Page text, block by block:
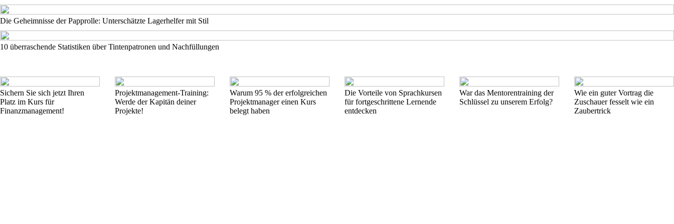
Die Geheimnisse der Papprolle: Unterschätzte Lagerhelfer mit Stil
10 überraschende Statistiken über Tintenpatronen und Nachfüllungen
Sichern Sie sich jetzt Ihren
Platz im Kurs für
Finanzmanagement!
Projektmanagement-Training:
Werde der Kapitän deiner
Projekte!
Warum 95 % der erfolgreichen
Projektmanager einen Kurs
belegt haben
Die Vorteile von Sprachkursen
für fortgeschrittene Lernende
entdecken
War das Mentorentraining der
Schlüssel zu unserem Erfolg?
Wie ein guter Vortrag die
Zuschauer fesselt wie ein
Zaubertrick